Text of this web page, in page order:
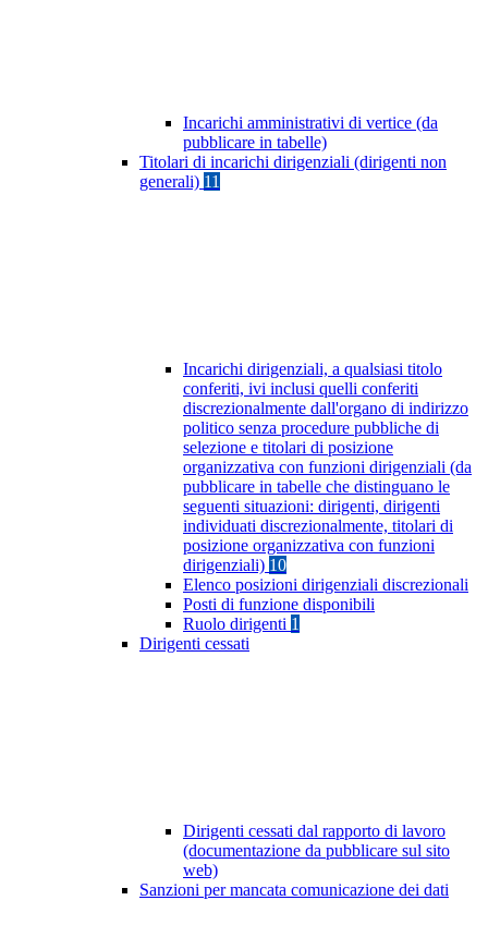
Incarichi amministrativi di vertice (da
pubblicare in tabelle)
Titolari di incarichi dirigenziali (dirigenti non
generali) 11
Incarichi dirigenziali, a qualsiasi titolo
conferiti, ivi inclusi quelli conferiti
discrezionalmente dall'organo di indirizzo
politico senza procedure pubbliche di
selezione e titolari di posizione
organizzativa con funzioni dirigenziali (da
pubblicare in tabelle che distinguano le
seguenti situazioni: dirigenti, dirigenti
individuati discrezionalmente, titolari di
posizione organizzativa con funzioni
dirigenziali) 10
Elenco posizioni dirigenziali discrezionali
Posti di funzione disponibili
Ruolo dirigenti 1
Dirigenti cessati
Dirigenti cessati dal rapporto di lavoro
(documentazione da pubblicare sul sito
web)
Sanzioni per mancata comunicazione dei dati